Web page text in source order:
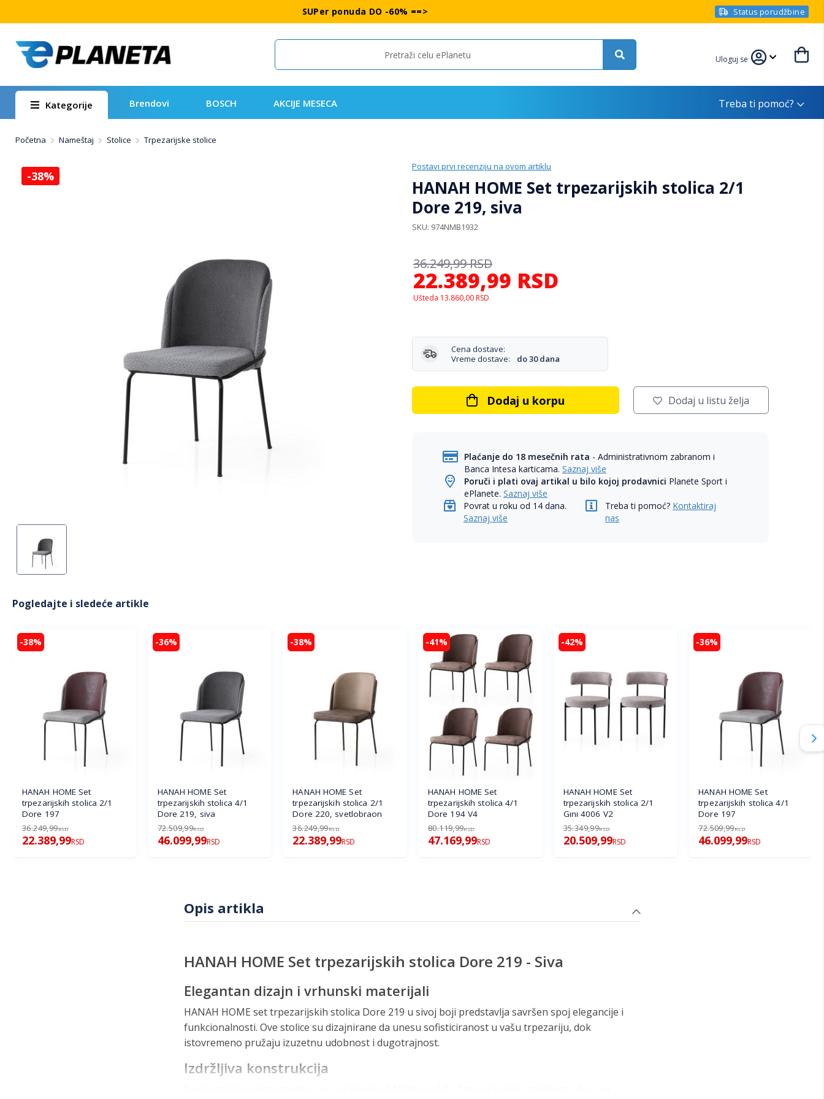
SUPer ponuda DO -60% ==> Status porudžbine
Search Uloguj se
Kategorije Brendovi BOSCH AKCIJE MESECA Treba ti pomoć?
Početna Nameštaj Stolice Trpezarijske stolice
Postavi prvi recenziju na ovom artiklu
HANAH HOME Set trpezarijskih stolica 2/1
Dore 219, siva
SKU 974NMB1932
22.389,99 RSD
36.249,99RSD
Ušteda 13.860,00 RSD
Cena dostave:
Vreme dostave:
do 30 dana
Dodaj u korpu Dodaj u listu želja
Plaćanje do 18 mesečnih rata - Administrativnom zabranom i
Banca Intesa karticama.Saznaj više
Poruči i plati ovaj artikal u bilo kojoj prodavnici Planete Sport i
ePlanete.Saznaj više
Povrat u roku od 14 dana.
Saznaj više
Treba ti pomoć? Kontaktiraj
nas
-38%
Pogledajte i sledeće artikle
-38%
HANAH HOME Set
trpezarijskih stolica 2/1
Dore 197
36.249,99RSD
22.389,99RSD
-36%
HANAH HOME Set
trpezarijskih stolica 4/1
Dore 219, siva
72.509,99RSD
46.099,99RSD
-38%
HANAH HOME Set
trpezarijskih stolica 2/1
Dore 220, svetlobraon
36.249,99RSD
22.389,99RSD
-41%
HANAH HOME Set
trpezarijskih stolica 4/1
Dore 194 V4
80.119,99RSD
47.169,99RSD
-42%
HANAH HOME Set
trpezarijskih stolica 2/1
Gını 4006 V2
35.349,99RSD
20.509,99RSD
-36%
HANAH HOME Set
trpezarijskih stolica 4/1
Dore 197
72.509,99RSD
46.099,99RSD
Opis artikla
HANAH HOME Set trpezarijskih stolica Dore 219 - Siva
Elegantan dizajn i vrhunski materijali
HANAH HOME set trpezarijskih stolica Dore 219 u sivoj boji predstavlja savršen spoj elegancije i
funkcionalnosti. Ove stolice su dizajnirane da unesu sofisticiranost u vašu trpezariju, dok
istovremeno pružaju izuzetnu udobnost i dugotrajnost.
Izdržljiva konstrukcija